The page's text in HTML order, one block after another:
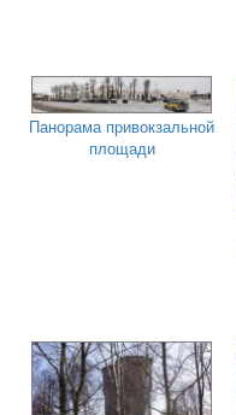
Панорама привокзальной
площади